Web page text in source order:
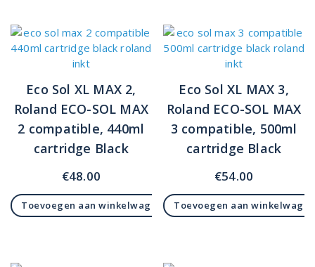
Eco Sol XL MAX 2,
Roland ECO-SOL MAX
2 compatible, 440ml
cartridge Black
€48.00
Toevoegen aan winkelwagen
Eco Sol XL MAX 3,
Roland ECO-SOL MAX
3 compatible, 500ml
cartridge Black
€54.00
Toevoegen aan winkelwagen